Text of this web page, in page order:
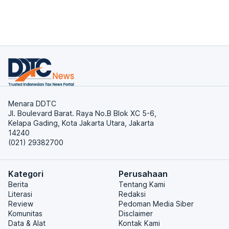
Menara DDTC
Jl. Boulevard Barat. Raya No.B Blok XC 5-6,
Kelapa Gading, Kota Jakarta Utara, Jakarta
14240
(021) 29382700
Kategori
Berita
Literasi
Review
Komunitas
Data & Alat
Perusahaan
Tentang Kami
Redaksi
Pedoman Media Siber
Disclaimer
Kontak Kami